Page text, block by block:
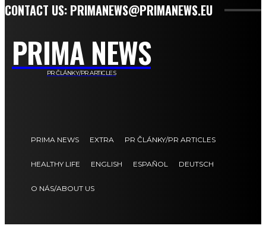
CONTACT US: PRIMANEWS@PRIMANEWS.EU
PRIMA NEWS
PR ČLÁNKY/PR ARTICLES
PRIMA NEWS EXTRA PR ČLÁNKY/PR ARTICLES
HEALTHY LIFE ENGLISH ESPAÑOL DEUTSCH
O NÁS/ABOUT US